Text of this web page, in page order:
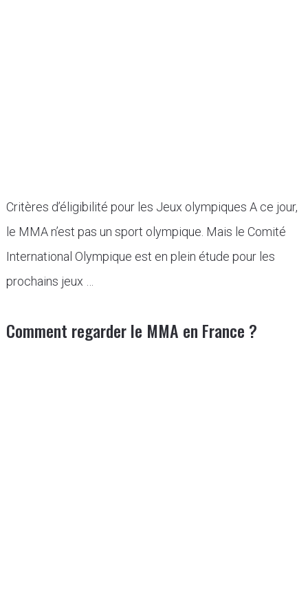
Critères d’éligibilité pour les Jeux olympiques A ce jour,
le MMA n’est pas un sport olympique. Mais le Comité
International Olympique est en plein étude pour les
prochains jeux …
Comment regarder le MMA en France ?